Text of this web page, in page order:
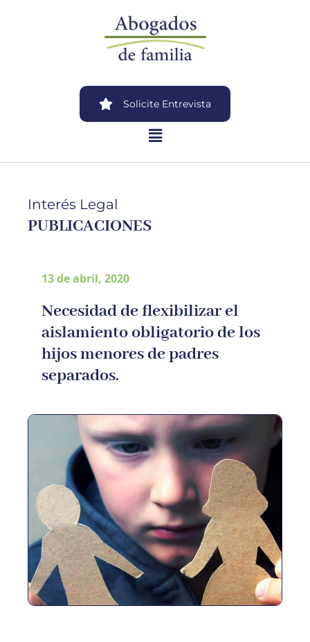
Solicite Entrevista
Interés Legal
PUBLICACIONES
13 de abril, 2020
Necesidad de flexibilizar el
aislamiento obligatorio de los
hijos menores de padres
separados.